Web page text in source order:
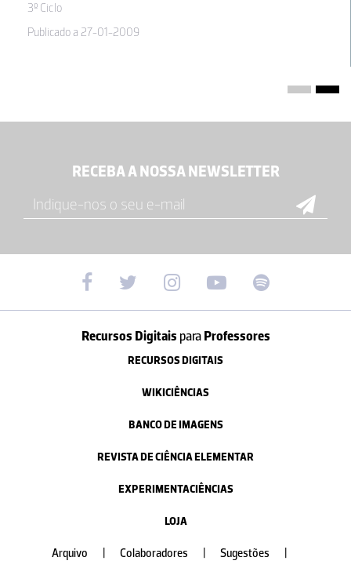
Maria do Carmo Matado Pato Alvarinho
3º Ciclo
Publicado a 27-01-2009
RECEBA A NOSSA NEWSLETTER
Recursos Digitais paraProfessores
RECURSOS DIGITAIS
WIKICIÊNCIAS
BANCO DE IMAGENS
REVISTA DE CIÊNCIA ELEMENTAR
EXPERIMENTACIÊNCIAS
LOJA
Arquivo Colaboradores Sugestões